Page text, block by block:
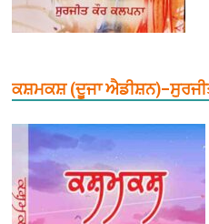
ਕਸ਼ਮਕਸ਼ (ਦੂਜਾ